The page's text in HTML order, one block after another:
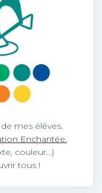
mes élèves.
Enchantée.
couleur…)
tous !